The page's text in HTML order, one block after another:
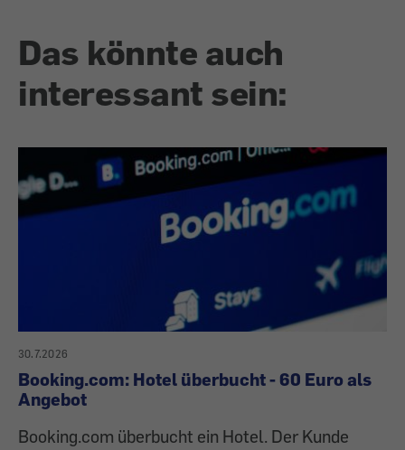
Das könnte auch
interessant sein:
30.7.2026
Booking.com: Hotel überbucht - 60 Euro als
Angebot
Booking.com überbucht ein Hotel. Der Kunde